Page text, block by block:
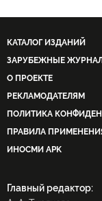
КАТАЛОГ ИЗДАНИЙ
ЗАРУБЕЖНЫЕ
О ПРОЕКТЕ
РЕКЛАМОДАТЕЛЯМ
ПОЛИТИКА
ПРАВИЛА
ИНОСМИ APK
Главный редактор: